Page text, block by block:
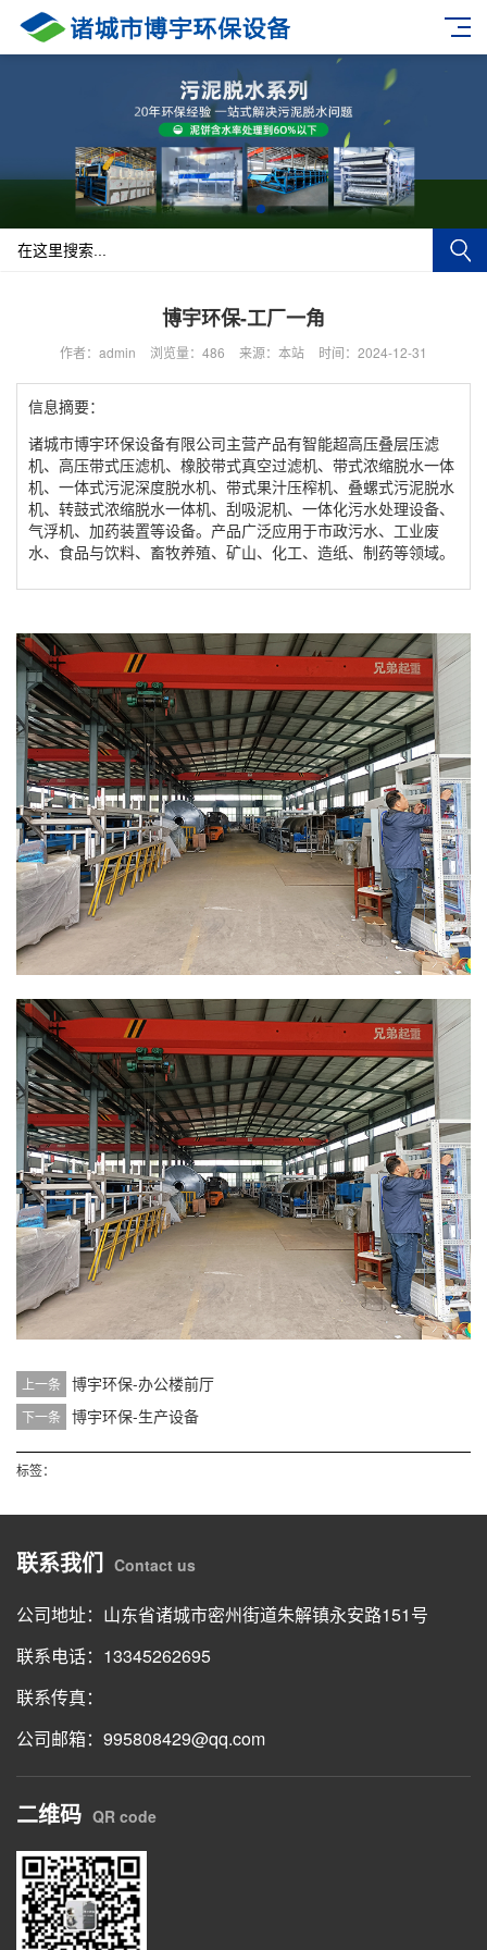
博宇环保-工厂一角
作者：admin 浏览量：486 来源：本站 时间：2024-12-31
信息摘要：
诸城市博宇环保设备有限公司主营产品有智能超高压叠层压滤
机、高压带式压滤机、橡胶带式真空过滤机、带式浓缩脱水一体
机、一体式污泥深度脱水机、带式果汁压榨机、叠螺式污泥脱水
机、转鼓式浓缩脱水一体机、刮吸泥机、一体化污水处理设备、
气浮机、加药装置等设备。产品广泛应用于市政污水、工业废
水、食品与饮料、畜牧养殖、矿山、化工、造纸、制药等领域。
上一条 博宇环保-办公楼前厅
下一条 博宇环保-生产设备
标签：
联系我们 Contact us
公司地址：山东省诸城市密州街道朱解镇永安路151号
联系电话：13345262695
联系传真：
公司邮箱：995808429@qq.com
二维码 QR code